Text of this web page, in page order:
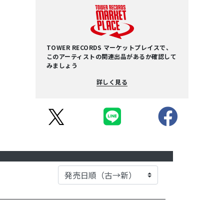
TOWER RECORDS マーケットプレイスで、
このアーティストの関連出品があるか確認して
みましょう
詳しく見る